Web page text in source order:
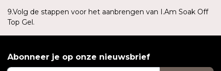
9.Volg de stappen voor het aanbrengen van I.Am Soak Off
Top Gel.
Abonneer je op onze nieuwsbrief